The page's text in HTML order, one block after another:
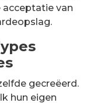
van
gecreëerd.
hun eigen